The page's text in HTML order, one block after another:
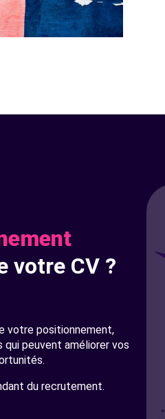
votre CV ?
votre positionnement,
peuvent améliorer vos
du recrutement.